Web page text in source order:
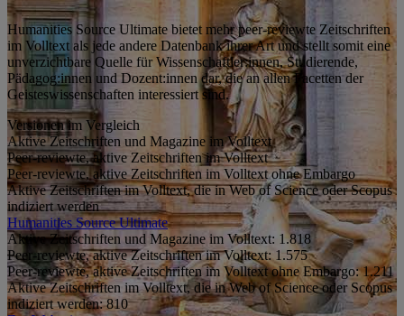
Humanities Source Ultimate bietet mehr peer-reviewte Zeitschriften
im Volltext als jede andere Datenbank ihrer Art und stellt somit eine
unverzichtbare Quelle für Wissenschaftler:innen, Studierende,
Pädagog:innen und Dozent:innen dar, die an allen Facetten der
Geisteswissenschaften interessiert sind.
Versionen im Vergleich
Aktive Zeitschriften und Magazine im Volltext
Peer-reviewte, aktive Zeitschriften im Volltext
Peer-reviewte, aktive Zeitschriften im Volltext ohne Embargo
Aktive Zeitschriften im Volltext, die in Web of Science oder Scopus
indiziert werden
Humanities Source Ultimate
Aktive Zeitschriften und Magazine im Volltext: 1.818
Peer-reviewte, aktive Zeitschriften im Volltext: 1.575
Peer-reviewte, aktive Zeitschriften im Volltext ohne Embargo:1.211
Aktive Zeitschriften im Volltext, die in Web of Science oder Scopus
indiziert werden:810